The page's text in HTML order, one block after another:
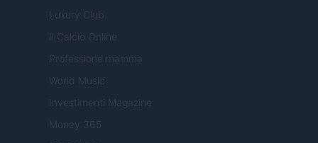
Luxury Club
Il Calcio Online
Professione mamma
World Music
Investimenti Magazine
Money 365